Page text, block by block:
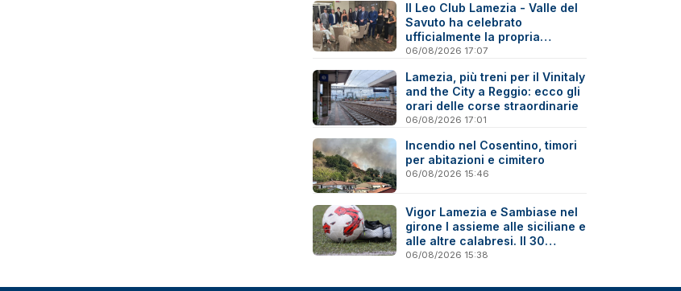
Il Leo Club Lamezia - Valle del
Savuto ha celebrato
ufficialmente la propria
riattivazione
06/08/2026 17:07
Lamezia, più treni per il Vinitaly
and the City a Reggio: ecco gli
orari delle corse straordinarie
06/08/2026 17:01
Incendio nel Cosentino, timori
per abitazioni e cimitero
06/08/2026 15:46
Vigor Lamezia e Sambiase nel
girone I assieme alle siciliane e
alle altre calabresi. Il 30
agosto stracittadina di Coppa
06/08/2026 15:38